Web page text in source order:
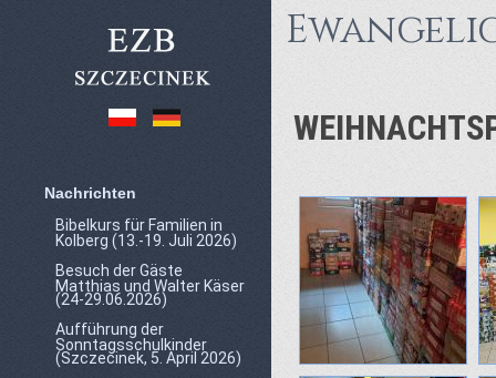
Nachrichten
Bibelkurs für Familien in
Kolberg (13.-19. Juli 2026)
Besuch der Gäste
Matthias und Walter Käser
(24-29.06.2026)
Aufführung der
Sonntagsschulkinder
(Szczecinek, 5. April 2026)